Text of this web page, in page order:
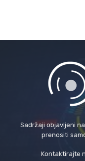
Sadržaji objavljeni
prenositi
Kontaktirajte